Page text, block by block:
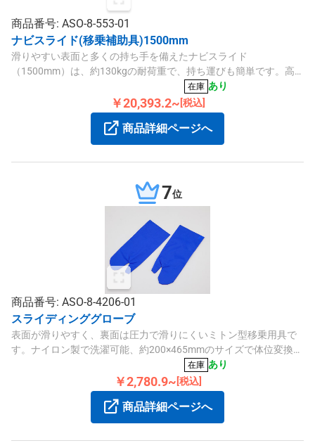
商品番号: ASO-8-553-01
ナビスライド(移乗補助具)1500mm
滑りやすい表面と多くの持ち手を備えたナビスライド
（1500mm）は、約130kgの耐荷重で、持ち運びも簡単です。高
在庫 あり
￥20,393.2~ [税込]
商品詳細ページへ
7位
商品番号: ASO-8-4206-01
スライディンググローブ
表面が滑りやすく、裏面は圧力で滑りにくいミトン型移乗用具で
す。ナイロン製で洗濯可能、約200×465mmのサイズで体位変換や
在庫 あり
￥2,780.9~ [税込]
商品詳細ページへ